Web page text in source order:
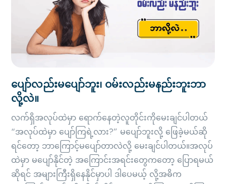
ပျော်လည်းမပျော်ဘူး၊ ဝမ်းလည်းမနည်းဘူးဘာ
လို့လဲ။
လက်ရှိအလုပ်ထဲမှာ ရောက်နေတဲ့လူတိုင်းကိုမေးချင်ပါတယ်
“အလုပ်ထဲမှာ ပျော်ကြရဲ့လား?” မပျော်ဘူးလို့ ဖြေခဲ့မယ်ဆို
ရင်တော့ ဘာကြောင့်မပျော်တာလဲလို့ မေးချင်ပါတယ်။အလုပ်
ထဲမှာ မပျော်နိုင်တဲ့ အကြောင်းအရင်းတွေကတော့ ပြောရမယ်
ဆိုရင် အများကြီးရှိနေနိုင်မှာပါ ဒါပေမယ့် လို့အဓိက